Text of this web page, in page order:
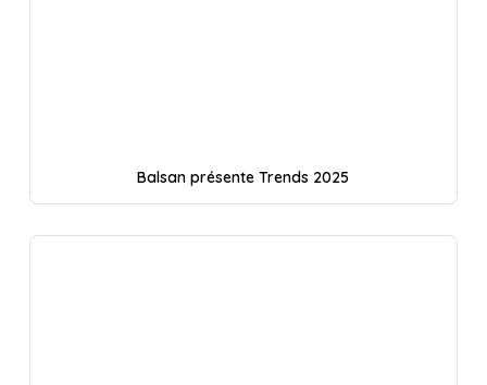
Balsan présente Trends 2025